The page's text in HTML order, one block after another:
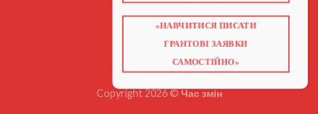
НАВЧАННЯ
КНИГИ
ВІДЕО ПРО ГРАНТИ
Copyright 2026 ©Час змін
«НАВЧИТИСЯ ПИСАТИ
ГРАНТОВІ ЗАЯВКИ
САМОСТІЙНО»